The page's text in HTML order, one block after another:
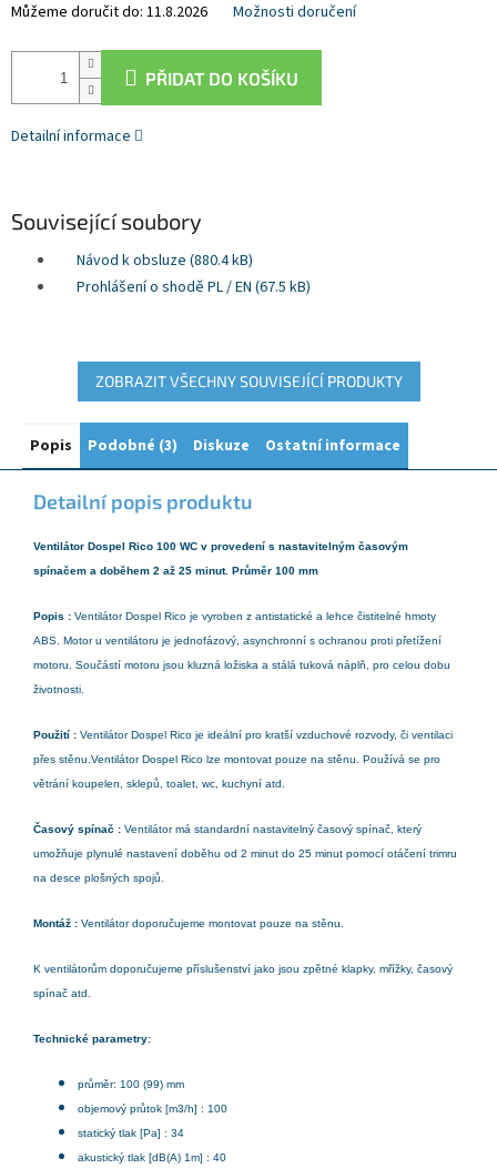
Můžeme doručit do: 11.8.2026 Možnosti doručení
PŘIDAT DO KOŠÍKU
Detailní informace
Související soubory
Návod k obsluze (880.4 kB)
Prohlášení o shodě PL / EN (67.5 kB)
ZOBRAZIT VŠECHNY SOUVISEJÍCÍ PRODUKTY
Popis Podobné (3) Diskuze Ostatní informace
Detailní popis produktu
Ventilátor Dospel Rico 100 WC v provedení s nastavitelným časovým
spínačem a doběhem 2 až 25 minut. Průměr 100 mm
Popis : Ventilátor Dospel Rico je vyroben z antistatické a lehce čistitelné hmoty
ABS. Motor u ventilátoru je jednofázový, asynchronní s ochranou proti přetížení
motoru. Součástí motoru jsou kluzná ložiska a stálá tuková náplň, pro celou dobu
životnosti.
Použití : Ventilátor Dospel Rico je ideální pro kratší vzduchové rozvody, či ventilaci
přes stěnu.Ventilátor Dospel Rico lze montovat pouze na stěnu. Používá se pro
větrání koupelen, sklepů, toalet, wc, kuchyní atd.
Časový spínač : Ventilátor má standardní nastavitelný časový spínač, který
umožňuje plynulé nastavení doběhu od 2 minut do 25 minut pomocí otáčení trimru
na desce plošných spojů.
Montáž : Ventilátor doporučujeme montovat pouze na stěnu.
K ventilátorům doporučujeme příslušenství jako jsou zpětné klapky, mřížky, časový
spínač atd.
Technické parametry:
průměr: 100 (99) mm
objemový průtok [m3/h] : 100
statický tlak [Pa] : 34
akustický tlak [dB(A) 1m] : 40